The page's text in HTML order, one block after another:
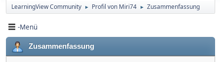
LearningView Community ► Profil von Miri74 ► Zusammenfassung
-Menü
Zusammenfassung